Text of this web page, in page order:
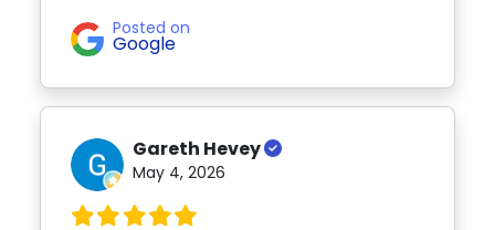
Posted on
Google
Gareth Hevey
May 4, 2026